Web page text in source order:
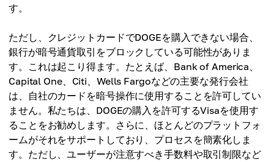
す。
ただし、クレジットカードでDOGEを購入できない場合、
銀行が暗号通貨取引をブロックしている可能性がありま
す。これは起こり得ます。たとえば、Bank of America、
Capital One、Citi、Wells Fargoなどの主要な発行会社
は、自社のカードを暗号操作に使用することを許可してい
ません。私たちは、DOGEの購入を許可するVisaを使用す
ることをお勧めします。さらに、ほとんどのプラットフォ
ームがそれをサポートしており、プロセスを簡素化しま
す。ただし、ユーザーが注意すべき手数料や取引制限など